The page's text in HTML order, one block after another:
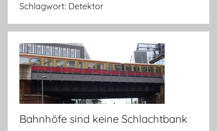
Schlagwort: Detektor
Bahnhöfe sind keine Schlachtbank